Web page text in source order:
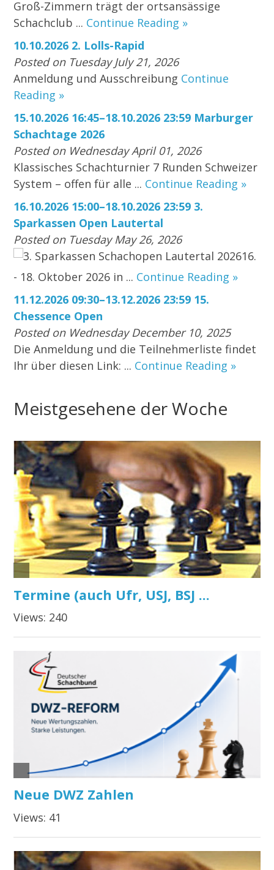
Groß-Zimmern trägt der ortsansässige
Schachclub ... Continue Reading »
10.10.2026 2. Lolls-Rapid
Posted on Tuesday July 21, 2026
Anmeldung und Ausschreibung Continue
Reading »
15.10.2026 16:45–18.10.2026 23:59 Marburger
Schachtage 2026
Posted on Wednesday April 01, 2026
Klassisches Schachturnier 7 Runden Schweizer
System – offen für alle ... Continue Reading »
16.10.2026 15:00–18.10.2026 23:59 3.
Sparkassen Open Lautertal
Posted on Tuesday May 26, 2026
3. Sparkassen Schachopen Lautertal 202616.
- 18. Oktober 2026 in ... Continue Reading »
11.12.2026 09:30–13.12.2026 23:59 15.
Chessence Open
Posted on Wednesday December 10, 2025
Die Anmeldung und die Teilnehmerliste findet
Ihr über diesen Link: ... Continue Reading »
Meistgesehene der Woche